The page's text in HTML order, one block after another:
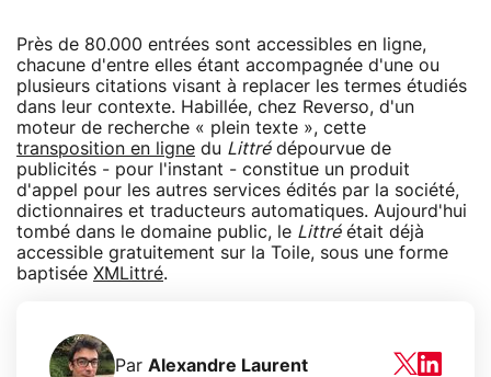
Près de 80.000 entrées sont accessibles en ligne,
chacune d'entre elles étant accompagnée d'une ou
plusieurs citations visant à replacer les termes étudiés
dans leur contexte. Habillée, chez Reverso, d'un
moteur de recherche « plein texte », cette
transposition en ligne du Littrédépourvue de
publicités - pour l'instant - constitue un produit
d'appel pour les autres services édités par la société,
dictionnaires et traducteurs automatiques. Aujourd'hui
tombé dans le domaine public, le Littréétait déjà
accessible gratuitement sur la Toile, sous une forme
baptisée XMLittré.
Par Alexandre Laurent